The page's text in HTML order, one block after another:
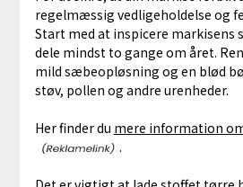
regelmæssig vedligeholdelse og
Start med at inspicere markisens
dele mindst to gange om året.
mild sæbeopløsning og en blød
støv, pollen og andre urenheder.
Her finder du mere information
.